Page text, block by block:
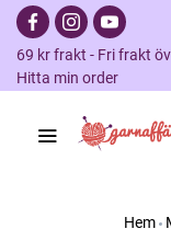
69 kr frakt - Fri frakt
Hitta min order
Hem